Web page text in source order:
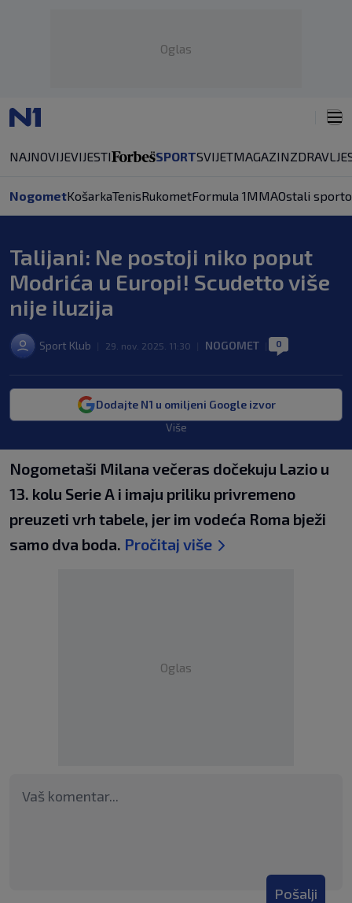
Oglas
NAJNOVIJEVIJESTI SPORTSVIJETMAGAZINZDRAVLJE
NogometKošarkaTenisRukometFormula 1MMAOstali
Talijani: Ne postoji niko poput
Modrića u Europi! Scudetto više
nije iluzija
Sport Klub 29. nov. 2025. 11:30 NOGOMET 0
Dodajte N1 u omiljeni Google izvor
Više
Nogometaši Milana večeras dočekuju Lazio u
13. kolu Serie A i imaju priliku privremeno
preuzeti vrh tabele, jer im vodeća Roma bježi
samo dva boda. Pročitaj više
Oglas
Pošalji